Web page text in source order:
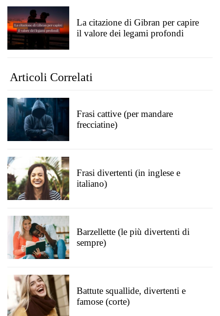
La citazione di Gibran per capire
il valore dei legami profondi
Articoli Correlati
Frasi cattive (per mandare
frecciatine)
Frasi divertenti (in inglese e
italiano)
Barzellette (le più divertenti di
sempre)
Battute squallide, divertenti e
famose (corte)